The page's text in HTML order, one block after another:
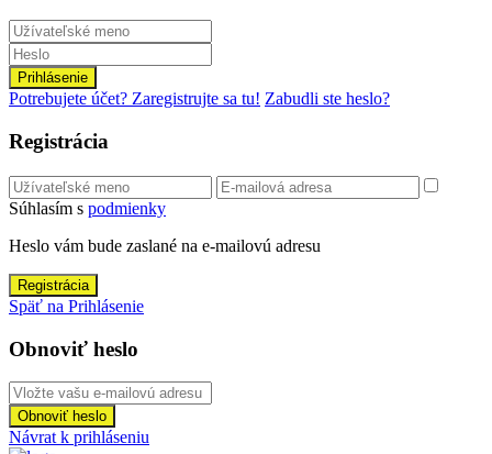
Prihlásenie
Potrebujete účet? Zaregistrujte sa tu! Zabudli ste heslo?
Registrácia
Súhlasím s podmienky
Heslo vám bude zaslané na e-mailovú adresu
Registrácia
Späť na Prihlásenie
Obnoviť heslo
Obnoviť heslo
Návrat k prihláseniu